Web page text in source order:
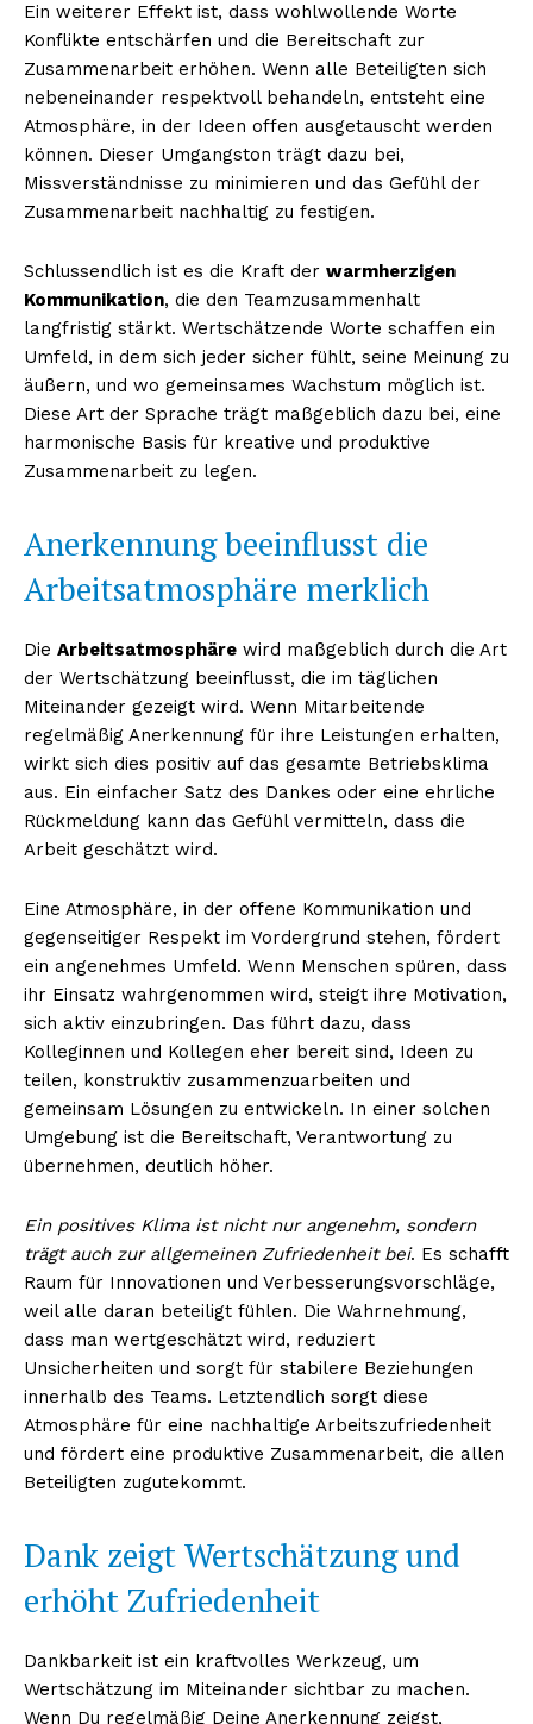
Ein weiterer Effekt ist, dass wohlwollende Worte
Konflikte entschärfen und die Bereitschaft zur
Zusammenarbeit erhöhen. Wenn alle Beteiligten sich
nebeneinander respektvoll behandeln, entsteht eine
Atmosphäre, in der Ideen offen ausgetauscht werden
können. Dieser Umgangston trägt dazu bei,
Missverständnisse zu minimieren und das Gefühl der
Zusammenarbeit nachhaltig zu festigen.
Schlussendlich ist es die Kraft der warmherzigen
Kommunikation, die den Teamzusammenhalt
langfristig stärkt. Wertschätzende Worte schaffen ein
Umfeld, in dem sich jeder sicher fühlt, seine Meinung zu
äußern, und wo gemeinsames Wachstum möglich ist.
Diese Art der Sprache trägt maßgeblich dazu bei, eine
harmonische Basis für kreative und produktive
Zusammenarbeit zu legen.
Anerkennung beeinflusst die
Arbeitsatmosphäre merklich
Die Arbeitsatmosphäre wird maßgeblich durch die Art
der Wertschätzung beeinflusst, die im täglichen
Miteinander gezeigt wird. Wenn Mitarbeitende
regelmäßig Anerkennung für ihre Leistungen erhalten,
wirkt sich dies positiv auf das gesamte Betriebsklima
aus. Ein einfacher Satz des Dankes oder eine ehrliche
Rückmeldung kann das Gefühl vermitteln, dass die
Arbeit geschätzt wird.
Eine Atmosphäre, in der offene Kommunikation und
gegenseitiger Respekt im Vordergrund stehen, fördert
ein angenehmes Umfeld. Wenn Menschen spüren, dass
ihr Einsatz wahrgenommen wird, steigt ihre Motivation,
sich aktiv einzubringen. Das führt dazu, dass
Kolleginnen und Kollegen eher bereit sind, Ideen zu
teilen, konstruktiv zusammenzuarbeiten und
gemeinsam Lösungen zu entwickeln. In einer solchen
Umgebung ist die Bereitschaft, Verantwortung zu
übernehmen, deutlich höher.
Ein positives Klima ist nicht nur angenehm, sondern
trägt auch zur allgemeinen Zufriedenheit bei. Es schafft
Raum für Innovationen und Verbesserungsvorschläge,
weil alle daran beteiligt fühlen. Die Wahrnehmung,
dass man wertgeschätzt wird, reduziert
Unsicherheiten und sorgt für stabilere Beziehungen
innerhalb des Teams. Letztendlich sorgt diese
Atmosphäre für eine nachhaltige Arbeitszufriedenheit
und fördert eine produktive Zusammenarbeit, die allen
Beteiligten zugutekommt.
Dank zeigt Wertschätzung und
erhöht Zufriedenheit
Dankbarkeit ist ein kraftvolles Werkzeug, um
Wertschätzung im Miteinander sichtbar zu machen.
Wenn Du regelmäßig Deine Anerkennung zeigst,